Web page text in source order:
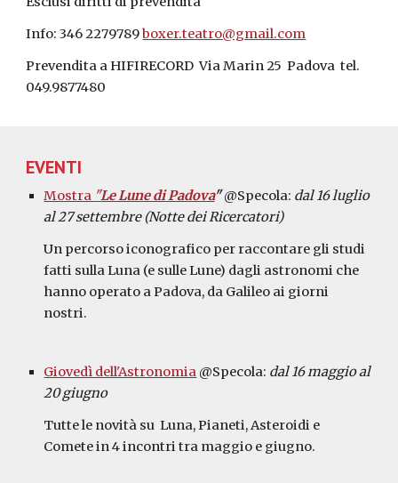
Info: 346 2279789 boxer.teatro@gmail.com
Prevendita a HIFIRECORD  Via Marin 25  Padova  tel.
049.9877480
EVENTI
Mostra "Le Lune di Padova"@Specola: dal 16 luglio
al 27 settembre (Notte dei Ricercatori)
Un percorso iconografico per raccontare gli studi
fatti sulla Luna (e sulle Lune) dagli astronomi che
hanno operato a Padova, da Galileo ai giorni
nostri.
Giovedì dell'Astronomia @Specola: dal 16 maggio al
20 giugno
Tutte le novità su  Luna, Pianeti, Asteroidi e
Comete in 4 incontri tra maggio e giugno.